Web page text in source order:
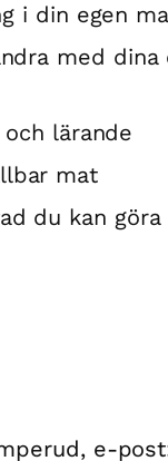
i din egen
med dina
lärande
mat
du kan
e-